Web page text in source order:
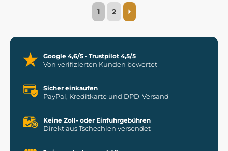
1 2
Google 4,6/5 · Trustpilot 4,5/5
Von verifizierten Kunden bewertet
Sicher einkaufen
PayPal, Kreditkarte und DPD-Versand
Keine Zoll- oder Einfuhrgebühren
Direkt aus Tschechien versendet